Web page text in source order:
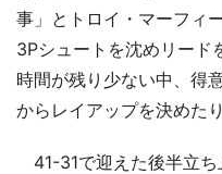
事」とトロイ・マーフィ
3Pシュートを沈めリード
時間が残り少ない中、得
からレイアップを決めた
41-31で迎えた後半立ち